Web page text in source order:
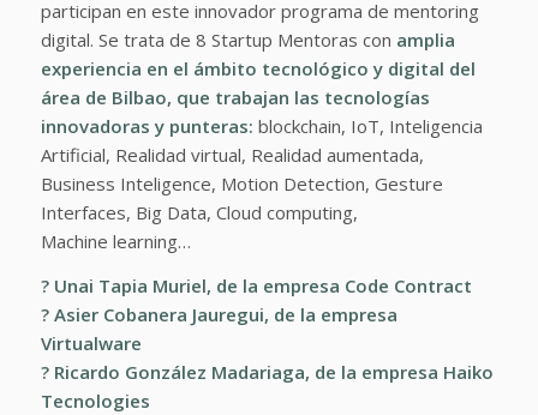
participan en este innovador programa de mentoring
digital. Se trata de 8 Startup Mentoras con amplia
experiencia en el ámbito tecnológico y digital del
área de Bilbao, que trabajan las tecnologías
innovadoras y punteras: blockchain, IoT, Inteligencia
Artificial, Realidad virtual, Realidad aumentada,
Business Inteligence, Motion Detection, Gesture
Interfaces, Big Data, Cloud computing,
Machine learning…
? Unai Tapia Muriel, de la empresa Code Contract
? Asier Cobanera Jauregui, de la empresa
Virtualware
? Ricardo González Madariaga, de la empresa Haiko
Tecnologies